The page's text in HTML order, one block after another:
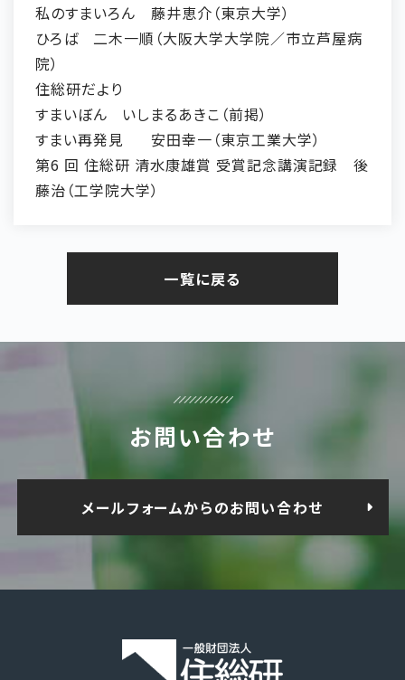
私のすまいろん
藤井恵介（東京大学）
ひろば
二木一順（大阪大学大学院／市立芦屋病
院）
住総研だより
すまいぼん
いしまるあきこ（前掲）
すまい再発見
安田幸一（東京工業大学）
第6 回 住総研 清水康雄賞 受賞記念講演記録
後
藤治（工学院大学）
一覧に戻る
お問い合わせ
メールフォームからのお問い合わせ